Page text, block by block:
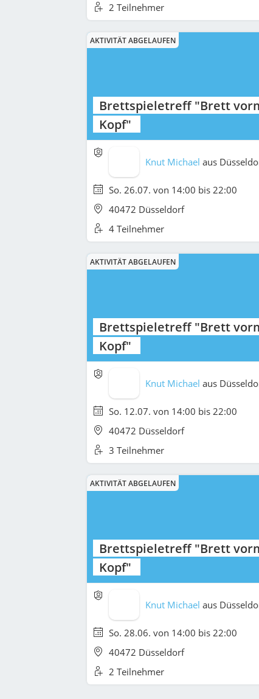
2 Teilnehmer
AKTIVITÄT ABGELAUFEN
Brettspieletreff "Brett
Kopf"
Knut Michael aus
So. 26.07. von 14:00 bis 22:00
40472 Düsseldorf
4 Teilnehmer
AKTIVITÄT ABGELAUFEN
Brettspieletreff "Brett
Kopf"
Knut Michael aus
So. 12.07. von 14:00 bis 22:00
40472 Düsseldorf
3 Teilnehmer
AKTIVITÄT ABGELAUFEN
Brettspieletreff "Brett
Kopf"
Knut Michael aus
So. 28.06. von 14:00 bis 22:00
40472 Düsseldorf
2 Teilnehmer